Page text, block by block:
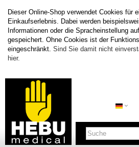
Dieser Online-Shop verwendet Cookies für
Einkaufserlebnis. Dabei werden
Informationen oder die Spracheinstellung
gespeichert. Ohne Cookies ist der
eingeschränkt. Sind Sie damit nicht
hier.